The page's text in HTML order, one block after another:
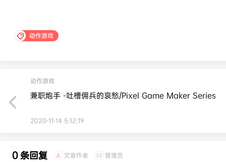
动作游戏
动作游戏
兼职炮手 -吐槽佣兵的哀愁/Pixel Game Maker Series
2020-11-14 5:12:19
0 条回复 A 文章作者 M 管理员